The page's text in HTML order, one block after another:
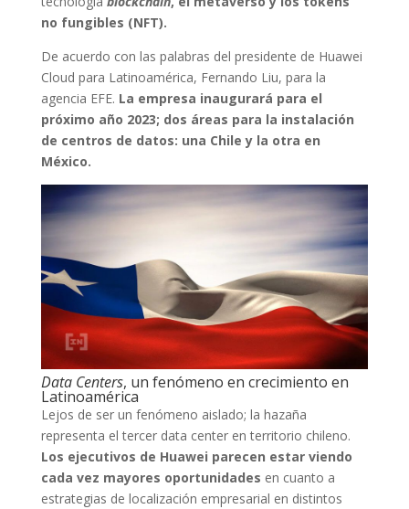
no fungibles (NFT).
De acuerdo con las palabras del presidente de Huawei
Cloud para Latinoamérica, Fernando Liu, para la
agencia EFE. La empresa inaugurará para el
próximo año 2023; dos áreas para la instalación
de centros de datos: una Chile y la otra en
México.
Data Centers, un fenómeno en crecimiento en
Latinoamérica
Lejos de ser un fenómeno aislado; la hazaña
representa el tercer data center en territorio chileno.
Los ejecutivos de Huawei parecen estar viendo
cada vez mayores oportunidades en cuanto a
estrategias de localización empresarial en distintos